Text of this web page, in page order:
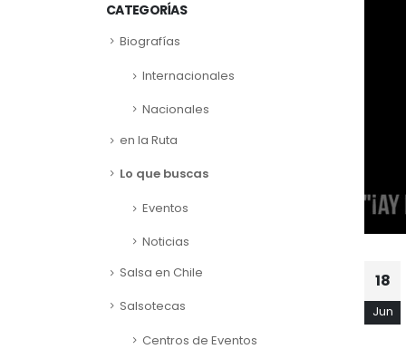
18
Jun
CATEGORÍAS
Biografías
Internacionales
Nacionales
en la Ruta
Lo que buscas
Eventos
Noticias
Salsa en Chile
Salsotecas
Centros de Eventos